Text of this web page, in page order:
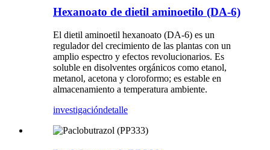
Hexanoato de dietil aminoetilo (DA-6)
El dietil aminoetil hexanoato (DA-6) es un
regulador del crecimiento de las plantas con un
amplio espectro y efectos revolucionarios. Es
soluble en disolventes orgánicos como etanol,
metanol, acetona y cloroformo; es estable en
almacenamiento a temperatura ambiente.
investigacióndetalle